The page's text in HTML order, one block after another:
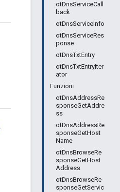
otDnsServiceCall
back
otDnsServiceInfo
otDnsServiceRes
ponse
otDnsTxtEntry
otDnsTxtEntryIter
ator
Funzioni
otDnsAddressRe
sponseGetAddre
ss
otDnsAddressRe
sponseGetHost
Name
otDnsBrowseRe
sponseGetHost
Address
otDnsBrowseRe
sponseGetServic